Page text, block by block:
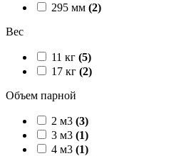
295 мм (2)
Вес
11 кг (5)
17 кг (2)
Объем парной
2 м3 (3)
3 м3 (1)
4 м3 (1)